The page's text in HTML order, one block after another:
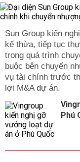
Sun Group kiến
kế thừa, tiếp tục
trong quá trình
buộc bên chuyển
vụ tài chính trước
lợi M&A dự án.
Phú